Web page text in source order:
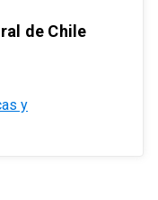
de Chile
y